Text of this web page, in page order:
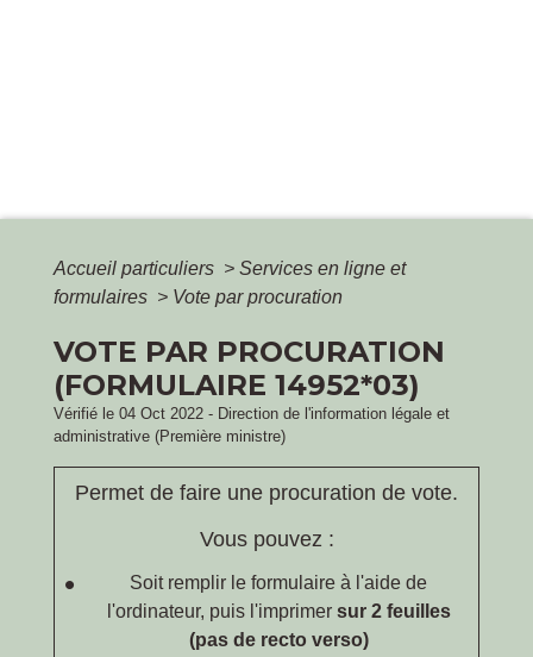
Accueil particuliers > Services en ligne et
formulaires > Vote par procuration
VOTE PAR PROCURATION
(FORMULAIRE 14952*03)
Vérifié le 04 Oct 2022 - Direction de l'information légale et
administrative (Première ministre)
Permet de faire une procuration de vote.
Vous pouvez :
Soit remplir le formulaire à l'aide de
l'ordinateur, puis l'imprimersur 2 feuilles
(pas de recto verso)